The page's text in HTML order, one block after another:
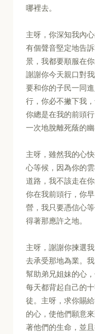
哪裡去。
主呀，你深知我內
有個聲音堅定地告
景，我都要順服在
謝謝你今天親口對
要和你的子民一同
行，你必不撇下我
你總是在我的前頭
一次地脫離死蔭的幽
主呀，雖然我的心
心等候，因為你的
道路，我不該走在
你在我前頭行，你
營，我只要憑信心
得著那應許之地。
主呀，謝謝你揀選
去承受那地為業。
幫助弟兄姐妹的心
每天都背起自己的
徒。主呀，求你賜
的心，使他們願意
著他們的生命，並